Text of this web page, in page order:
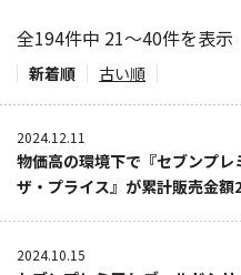
全194件中 21～40件を表示
新着順 古い順
2024.12.11
物価高の環境下で『セブンプレ
ザ・プライス』が累計販売金額
2024.10.15